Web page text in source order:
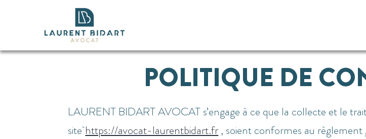
POLITIQUE DE
LAURENT BIDART AVOCAT s’engage à ce que la collecte et le
sitehttps://avocat-laurentbidart.fr, soient conformes au